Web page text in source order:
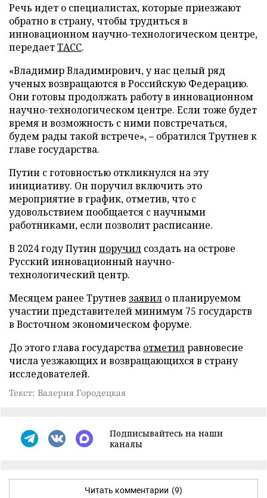
Речь идет о специалистах, которые приезжают
обратно в страну, чтобы трудиться в
инновационном научно-технологическом центре,
передаетТАСС.
«Владимир Владимирович, у нас целый ряд
ученых возвращаются в Российскую Федерацию.
Они готовы продолжать работу в инновационном
научно-технологическом центре. Если тоже будет
время и возможность с ними повстречаться,
будем рады такой встрече», – обратился Трутнев к
главе государства.
Путин с готовностью откликнулся на эту
инициативу. Он поручил включить это
мероприятие в график, отметив, что с
удовольствием пообщается с научными
работниками, если позволит расписание.
В 2024 году Путин поручил создать на острове
Русский инновационный научно-
технологический центр.
Месяцем ранее Трутнев заявил о планируемом
участии представителей минимум 75 государств
в Восточном экономическом форуме.
До этого глава государства отметилравновесие
числа уезжающих и возвращающихся в страну
исследователей.
Текст: Валерия Городецкая
Подписывайтесь на наши
каналы
Читать комментарии (9)